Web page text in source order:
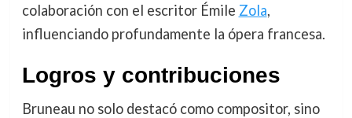
colaboración con el escritor Émile Zola,
influenciando profundamente la ópera francesa.
Logros y contribuciones
Bruneau no solo destacó como compositor, sino